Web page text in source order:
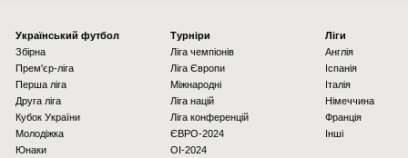
Українcький футбол
Збірна
Прем'єр-ліга
Перша ліга
Друга ліга
Кубок України
Молодіжка
Юнаки
Турніри
Ліга чемпіонів
Ліга Європи
Міжнародні
Ліга націй
Ліга конференцій
ЄВРО-2024
OI-2024
Ліги
Англія
Іспанія
Італія
Німеччина
Франція
Інші